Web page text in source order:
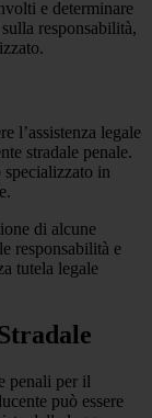
e determinare
responsabilità,
l’assistenza legale
stradale penale.
specializzato in
di alcune
responsabilità e
tutela legale
penali per il
può essere